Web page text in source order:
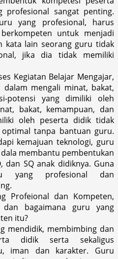
profesional sangat penting.
yang profesional, harus
untuk menjadi
kata lain seorang guru tidak
jika dia tidak memiliki
Kegiatan Belajar Mengajar,
mengali minat, bakat,
potensi yang dimiliki oleh
bakat, kemampuan, dan
oleh peserta didik tidak
tanpa bantuan guru.
kemajuan teknologi, guru
membantu pembentukan
dan SQ anak didiknya. Guna
yang profesional dan
Profeional dan Kompeten,
bagaimana guru yang
itu?
mendidik, membimbing dan
didik serta sekaligus
iman dan karakter. Guru